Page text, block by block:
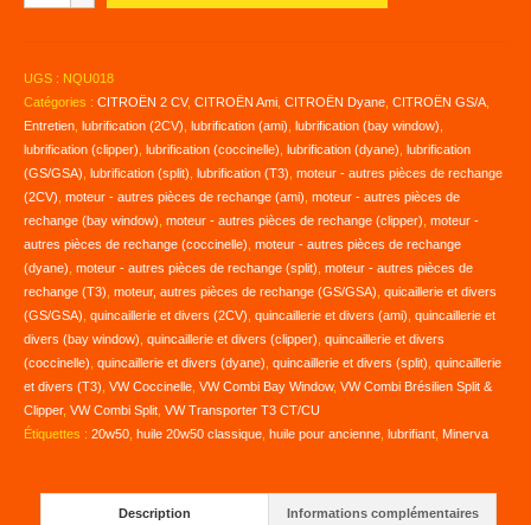
VINTAGE
UGS : NQU018
Catégories : CITROËN 2 CV, CITROËN Ami CITROËN Dyane CITROËN GS/A
Entretien lubrification (2CV) lubrification (ami) lubrification (bay window)
lubrification (clipper) lubrification (coccinelle) lubrification (dyane) lubrification
(GS/GSA) lubrification (split) lubrification (T3) moteur - autres pièces de rechange
(2CV) moteur - autres pièces de rechange (ami) moteur - autres pièces de
rechange (bay window) moteur - autres pièces de rechange (clipper) moteur -
autres pièces de rechange (coccinelle) moteur - autres pièces de rechange
(dyane) moteur - autres pièces de rechange (split) moteur - autres pièces de
rechange (T3) moteur, autres pièces de rechange (GS/GSA) quicaillerie et divers
(GS/GSA) quincaillerie et divers (2CV) quincaillerie et divers (ami) quincaillerie et
divers (bay window) quincaillerie et divers (clipper) quincaillerie et divers
(coccinelle) quincaillerie et divers (dyane) quincaillerie et divers (split) quincaillerie
et divers (T3) VW Coccinelle VW Combi Bay Window, VW Combi Brésilien Split &
Clipper, VW Combi Split VW Transporter T3 CT/CU
Étiquettes : 20w50 huile 20w50 classique huile pour ancienne lubrifiant Minerva
Description Informations complémentaires